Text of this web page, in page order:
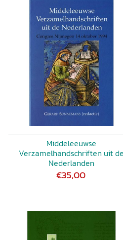
Middeleeuwse
Verzamelhandschriften uit de
Nederlanden
€35,00